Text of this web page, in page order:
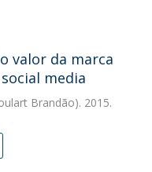
valor da marca
media
Brandão). 2015.